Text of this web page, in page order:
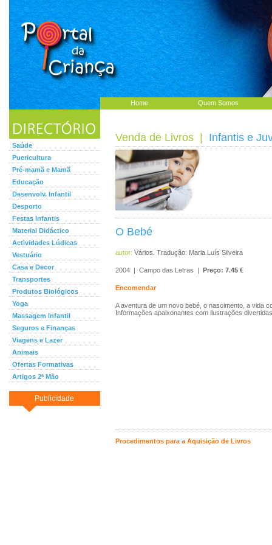
Home Quem Somos
Saúde
Puericultura
Pré-mamã e Mamã
Educação
Desenvolv. Infantil
Desporto
Festas Infantis
Material Didáctico
Actividades Lúdicas
Vestuário
Casa e Decor
Transportes
Produtos Biológicos
Yoga
Massagem Infantil
Seguros e Finanças
Viagens e Lazer
Animais
Ofertas Formativas
Artigos 2ª Mão
Publicidade
Venda de Livros Infantis e
O Bebé
autor: Vários. Tradução: Maria Luís Silveira
2004 | Campo das Letras | Preço: 7.45 €
Encomendar
A aventura de um novo bebé, o nascimento, a vida
Informações apaixonantes com ilustrações
Procedimentos para a Aquisição de Livros